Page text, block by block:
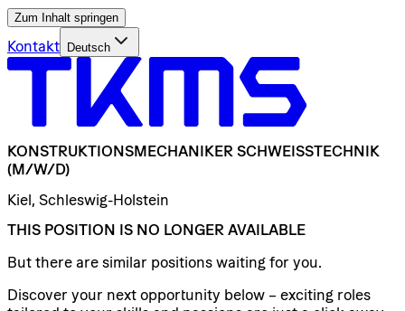
Zum Inhalt springen
Kontakt Deutsch
KONSTRUKTIONSMECHANIKER SCHWEISSTECHNIK
(M/W/D)
Kiel, Schleswig-Holstein
THIS POSITION IS NO LONGER AVAILABLE
But there are similar positions waiting for you.
Discover your next opportunity below – exciting roles